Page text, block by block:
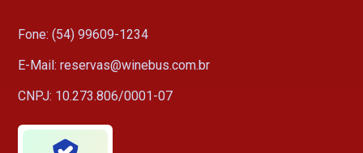
Fone: (54) 99609-1234
E-Mail: reservas@winebus.com.br
CNPJ: 10.273.806/0001-07